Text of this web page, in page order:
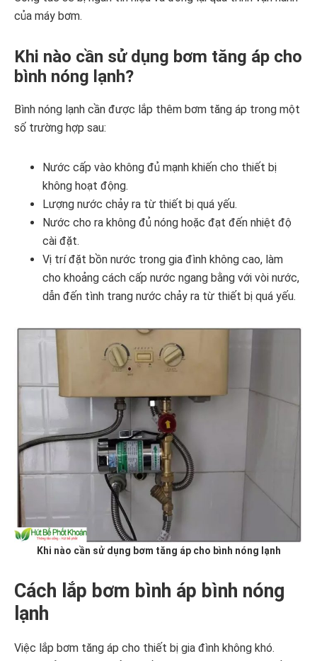
của máy bơm.
Khi nào cần sử dụng bơm tăng áp cho
bình nóng lạnh?
Bình nóng lạnh cần được lắp thêm bơm tăng áp trong một
số trường hợp sau:
Nước cấp vào không đủ mạnh khiến cho thiết bị
không hoạt động.
Lượng nước chảy ra từ thiết bị quá yếu.
Nước cho ra không đủ nóng hoặc đạt đến nhiệt độ
cài đặt.
Vị trí đặt bồn nước trong gia đình không cao, làm
cho khoảng cách cấp nước ngang bằng với vòi nước,
dẫn đến tình trang nước chảy ra từ thiết bị quá yếu.
Khi nào cần sử dụng bơm tăng áp cho bình nóng lạnh
Cách lắp bơm bình áp bình nóng
lạnh
Việc lắp bơm tăng áp cho thiết bị gia đình không khó.